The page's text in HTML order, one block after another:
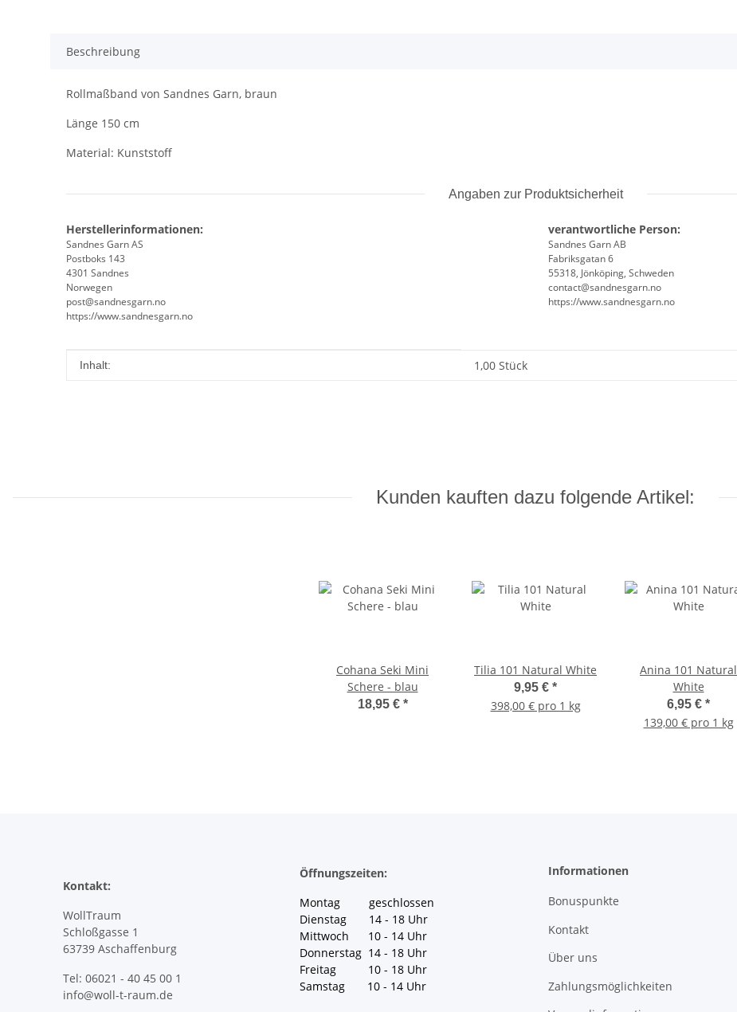
Beschreibung
Rollmaßband von Sandnes Garn, braun
Länge 150 cm
Material: Kunststoff
Angaben zur Produktsicherheit
Herstellerinformationen:
Sandnes Garn AS
Postboks 143
4301 Sandnes
Norwegen
post@sandnesgarn.no
https://www.sandnesgarn.no
verantwortliche Person:
Sandnes Garn AB
Fabriksgatan 6
55318, Jönköping, Schweden
contact@sandnesgarn.no
https://www.sandnesgarn.no
Produkteigenschaft
Wert
Inhalt: 1,00 Stück
Kunden kauften dazu folgende Artikel:
Cohana Seki Mini
Schere - blau
18,95 € *
Tilia 101 Natural White
9,95 € *
398,00 € pro 1 kg
Anina 101 Natural
White
6,95 € *
139,00 € pro 1 kg
Kontakt:
WollTraum
Schloßgasse 1
63739 Aschaffenburg
Tel: 06021 - 40 45 00 1
info@woll-t-raum.de
Öffnungszeiten:
Montag geschlossen
Dienstag 14 - 18 Uhr
Mittwoch 10 - 14 Uhr
Donnerstag 14 - 18 Uhr
Freitag 10 - 18 Uhr
Samstag 10 - 14 Uhr
Informationen
Bonuspunkte
Kontakt
Über uns
Zahlungsmöglichkeiten